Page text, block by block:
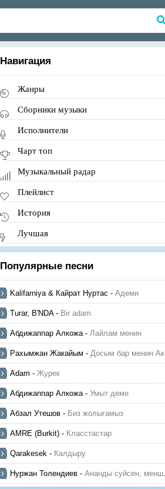
Навигация
Жанры
Сборники музыки
Исполнители
Чарт топ
Музыкальный радар
Плейлист
История
Лучшая
Популярные песни
Kalifarniya & Кайрат Нуртас - Адеми
Turar, B'NDA- Bir adam
Абдижаппар Алкожа- Лайлам менин
Рахымжан Жакайым - Досым бар менин Актауда
Adam - Журек
Абдижаппар Алкожа- Умыт деме
Абзал Утешов - Биз жолыгамыз
AMRE (Burkit) - Класстастар
Qarakesek - Калдыру
Нуржан Толендиев - Ананды суйсен, менше суй